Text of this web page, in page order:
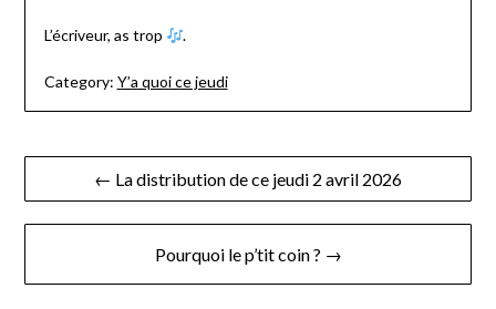
L’écriveur, as trop .
Category: Y’a quoi ce jeudi
Navigation
de
← La distribution de ce jeudi 2 avril 2026
Pourquoi le p’tit coin ? →